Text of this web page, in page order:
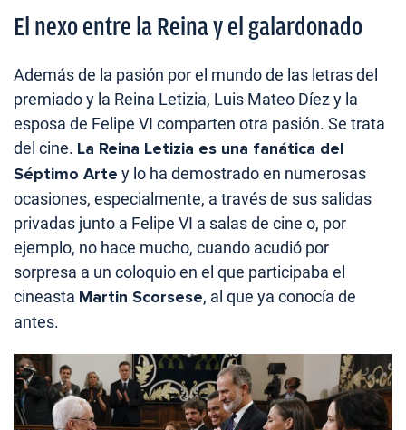
El nexo entre la Reina y el galardonado
Además de la pasión por el mundo de las letras del
premiado y la Reina Letizia, Luis Mateo Díez y la
esposa de Felipe VI comparten otra pasión. Se trata
del cine. La Reina Letizia es una fanática del
Séptimo Arte y lo ha demostrado en numerosas
ocasiones, especialmente, a través de sus salidas
privadas junto a Felipe VI a salas de cine o, por
ejemplo, no hace mucho, cuando acudió por
sorpresa a un coloquio en el que participaba el
cineasta Martin Scorsese, al que ya conocía de
antes.